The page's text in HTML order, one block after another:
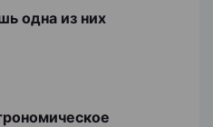
одна из них